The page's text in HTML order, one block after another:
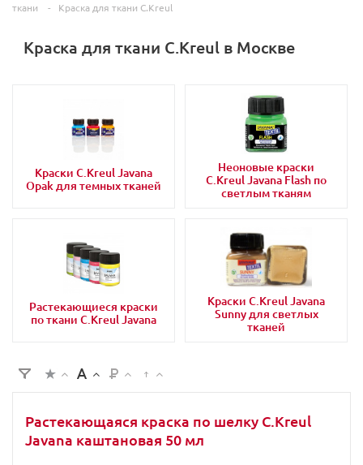
ткани
- Краска для ткани C.Kreul
Краска для ткани C.Kreul в Москве
Краски C.Kreul Javana
Opak для темных тканей
Неоновые краски
C.Kreul Javana Flash по
светлым тканям
Растекающиеся краски
по ткани C.Kreul Javana
Краски C.Kreul Javana
Sunny для светлых
тканей
Растекающаяся краска по шелку C.Kreul
Javana каштановая 50 мл